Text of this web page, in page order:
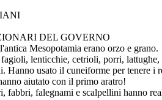
DEL GOVERNO
Mesopotamia erano orzo e grano.
lenticchie, cetrioli, porri, lattughe,
Hanno usato il cuneiforme per tenere i
aiutato con il primo aratro!
fabbri, falegnami e scalpellini hanno